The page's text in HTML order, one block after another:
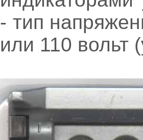
- тип
или 110 вольт